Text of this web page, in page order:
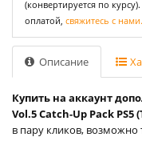
(конвертируется по
оплатой, свяжитесь с нами.
Описание
Купить на аккаунт
Vol.5 Catch-Up Pack PS5
в пару кликов,